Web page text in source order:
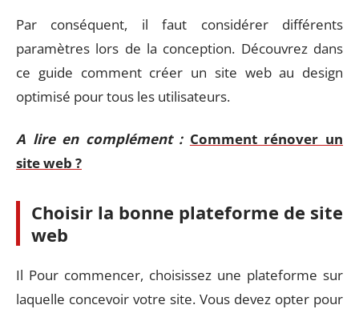
Par conséquent, il faut considérer différents
paramètres lors de la conception. Découvrez dans
ce guide comment créer un site web au design
optimisé pour tous les utilisateurs.
A lire en complément : Comment rénover un
site web ?
Choisir la bonne plateforme de site
web
Il Pour commencer, choisissez une plateforme sur
laquelle concevoir votre site. Vous devez opter pour